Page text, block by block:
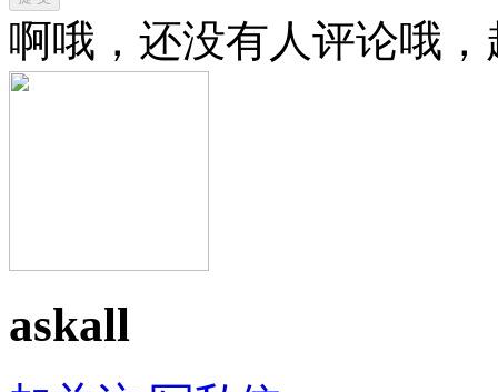
啊哦，还没有人评论哦
askall